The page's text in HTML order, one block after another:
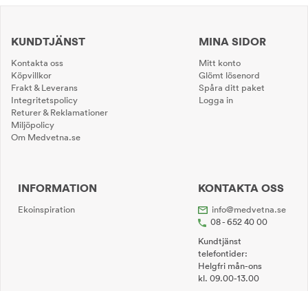
KUNDTJÄNST
Kontakta oss
Köpvillkor
Frakt & Leverans
Integritetspolicy
Returer & Reklamationer
Miljöpolicy
Om Medvetna.se
MINA SIDOR
Mitt konto
Glömt lösenord
Spåra ditt paket
Logga in
INFORMATION
Ekoinspiration
KONTAKTA OSS
info@medvetna.se
08 - 652 40 00
Kundtjänst
telefontider:
Helgfri mån-ons
kl. 09.00-13.00